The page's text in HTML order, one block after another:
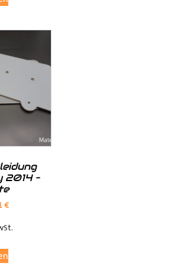
sind nur die jeweils möglichen
= Im Laderaum sind keine
= Es sind Fenster in der
in der Heckklappe / Hecktüren, diese
werden dann nicht mitgeliefert
2014 –
€